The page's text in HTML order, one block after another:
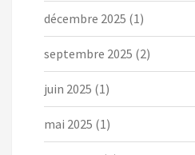
décembre 2025 (1)
septembre 2025 (2)
juin 2025 (1)
mai 2025 (1)